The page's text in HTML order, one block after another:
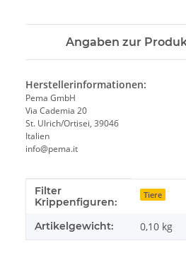
Angaben zur
Herstellerinformationen:
Pema GmbH
Via Cademia 20
St. Ulrich/Ortisei, 39046
Italien
info@pema.it
Produkteigenschaft
Wert
Filter
Krippenfiguren:
Tiere
Artikelgewicht: 0,10 kg